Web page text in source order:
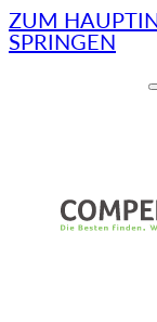
ZUM
SPRINGEN